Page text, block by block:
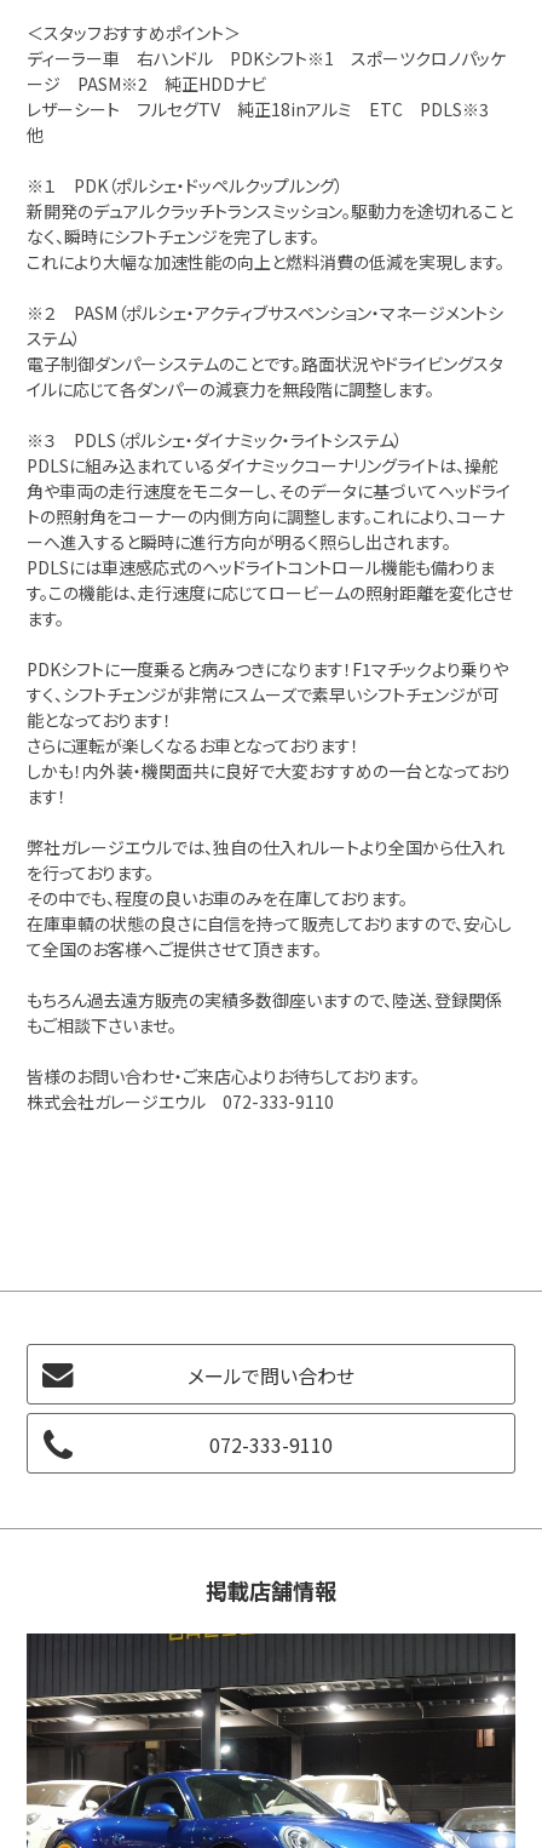
＜スタッフおすすめポイント＞
ディーラー車 右ハンドル PDKシフト※1 スポーツクロノパッケ
ージ PASM※2 純正HDDナビ
レザーシート フルセグTV 純正18inアルミ ETC PDLS※3
他
※１ PDK（ポルシェ・ドッペルクップルング）
新開発のデュアルクラッチトランスミッション。駆動力を途切れること
なく、瞬時にシフトチェンジを完了します。
これにより大幅な加速性能の向上と燃料消費の低減を実現します。
※２ PASM（ポルシェ・アクティブサスペンション・マネージメントシ
ステム）
電子制御ダンパーシステムのことです。路面状況やドライビングスタ
イルに応じて各ダンパーの減衰力を無段階に調整します。
※３ PDLS（ポルシェ・ダイナミック・ライトシステム）
PDLSに組み込まれているダイナミックコーナリングライトは、操舵
角や車両の走行速度をモニターし、そのデータに基づいてヘッドライ
トの照射角をコーナーの内側方向に調整します。これにより、コーナ
ーへ進入すると瞬時に進行方向が明るく照らし出されます。
PDLSには車速感応式のヘッドライトコントロール機能も備わりま
す。この機能は、走行速度に応じてロービームの照射距離を変化させ
ます。
PDKシフトに一度乗ると病みつきになります！F1マチックより乗りや
すく、シフトチェンジが非常にスムーズで素早いシフトチェンジが可
能となっております！
さらに運転が楽しくなるお車となっております！
しかも！内外装・機関面共に良好で大変おすすめの一台となっており
ます！
弊社ガレージエウルでは、独自の仕入れルートより全国から仕入れ
を行っております。
その中でも、程度の良いお車のみを在庫しております。
在庫車輌の状態の良さに自信を持って販売しておりますので、安心し
て全国のお客様へご提供させて頂きます。
もちろん過去遠方販売の実績多数御座いますので、陸送、登録関係
もご相談下さいませ。
皆様のお問い合わせ・ご来店心よりお待ちしております。
株式会社ガレージエウル 072-333-9110
メールで問い合わせ
072-333-9110
掲載店舗情報